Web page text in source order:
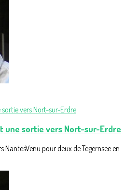
une sortie vers Nort-sur-Erdre
NantesVenu pour deux de Tegernsee en